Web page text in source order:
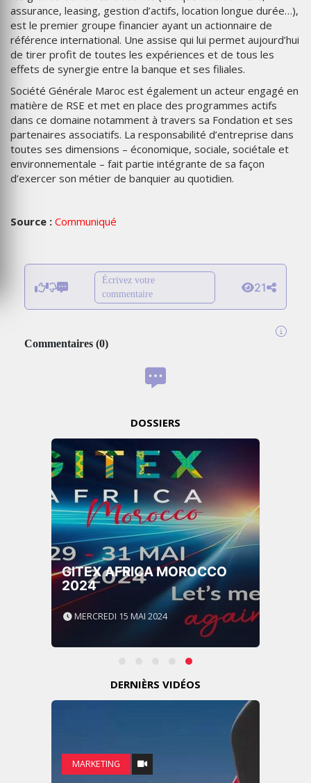
assurance, leasing, gestion d’actifs, location longue durée…),
est le premier groupe financier ayant un actionnaire de
référence international. Une assise qui lui permet aujourd’hui
de tirer profit de toutes les expériences et de tous les
effets de synergie entre la banque et ses filiales.
Société Générale Maroc est également un acteur engagé en
matière de RSE et met en place des programmes actifs
dans ce domaine notamment à travers sa Fondation et ses
partenaires associatifs. La responsabilité d’entreprise dans
toutes ses dimensions – économique, sociale, sociétale et
environnementale – fait partie intégrante de sa façon
d’exercer son métier de banquier au quotidien.
Source : Communiqué
Écrivez votre
commentaire
21
Commentaires (0)
DOSSIERS
GITEX AFRICA MOROCCO
2024
MERCREDI 15 MAI 2024
DERNIÈRS VIDÉOS
MARKETING